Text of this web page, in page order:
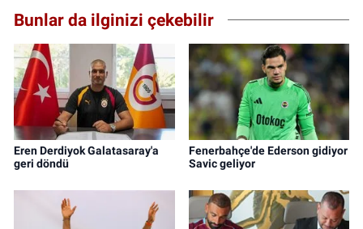
Bunlar da ilginizi çekebilir
Eren Derdiyok Galatasaray'a
geri döndü
Fenerbahçe'de Ederson gidiyor
Savic geliyor